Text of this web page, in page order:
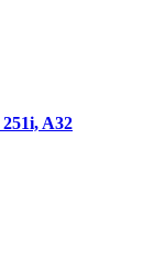
A32